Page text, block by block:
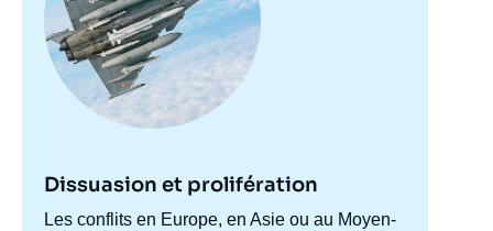
Dissuasion et prolifération
Accroche
Les conflits en Europe, en Asie ou au Moyen-